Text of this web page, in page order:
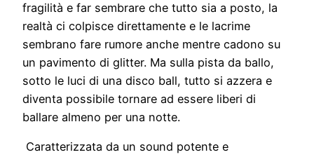
fragilità e far sembrare che tutto sia a posto, la
realtà ci colpisce direttamente e le lacrime
sembrano fare rumore anche mentre cadono su
un pavimento di glitter. Ma sulla pista da ballo,
sotto le luci di una disco ball, tutto si azzera e
diventa possibile tornare ad essere liberi di
ballare almeno per una notte.
Caratterizzata da un sound potente e